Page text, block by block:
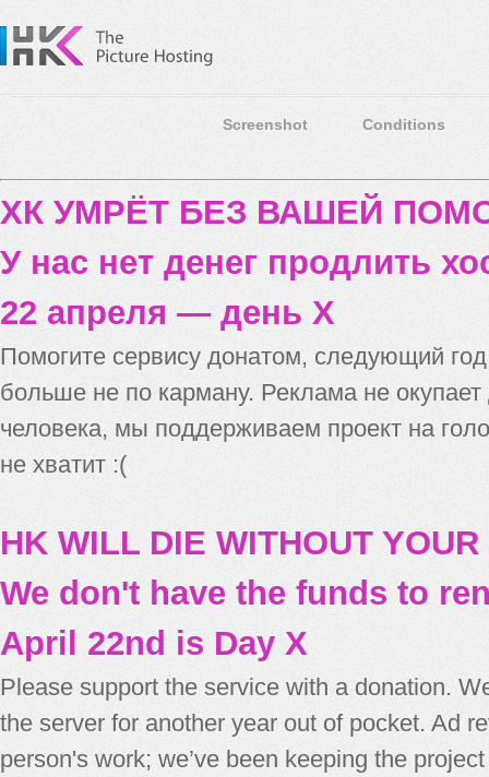
Screenshot Conditions
ХК УМРЁТ БЕЗ ВАШЕЙ
У нас нет денег продлить
22 апреля — день X
Помогите сервису донатом, следующий
больше не по карману. Реклама не
человека, мы поддерживаем проект на
не хватит :(
HK WILL DIE WITHOUT
We don't have the funds to
April 22nd is Day X
Please support the service with a donation.
the server for another year out of pocket. Ad
person's work; we’ve been keeping the